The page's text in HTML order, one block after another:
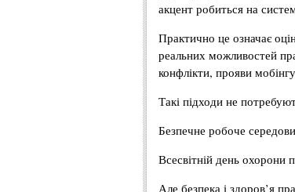
акцент робиться на
Практично це означає
реальних можливостей
конфлікти, прояви
Такі підходи не
Безпечне робоче
Всесвітній день охорони
Але безпека і здоров’я